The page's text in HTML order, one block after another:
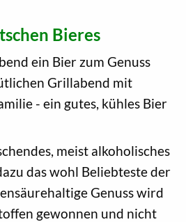
Bieres
ein Bier zum Genuss
Grillabend mit
- ein gutes, kühles Bier
meist alkoholisches
das wohl Beliebteste der
Genuss wird
gewonnen und nicht